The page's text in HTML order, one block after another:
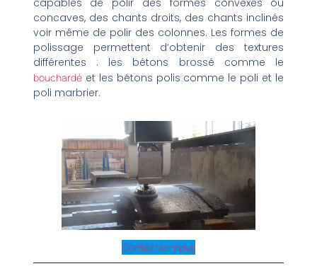
capables de polir des formes convexes ou
concaves, des chants droits, des chants inclinés
voir même de polir des colonnes. Les formes de
polissage permettent d’obtenir des textures
différentes : les bétons brossé comme le
bouchardéet les bétons polis comme le poli et le
poli marbrier.
Contactez-nous